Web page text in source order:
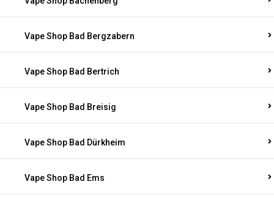
Vape Shop Bad Bergzabern
Vape Shop Bad Bertrich
Vape Shop Bad Breisig
Vape Shop Bad Dürkheim
Vape Shop Bad Ems